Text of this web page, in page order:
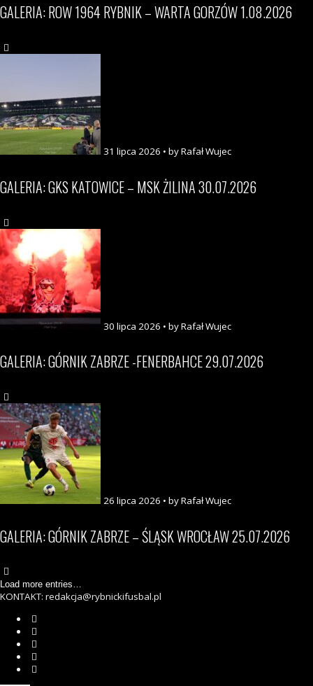
GALERIA: ROW 1964 RYBNIK – WARTA GORZÓW 1.08.2026
31 lipca 2026 • by Rafał Wujec
GALERIA: GKS KATOWICE – MSK ŻILINA 30.07.2026
30 lipca 2026 • by Rafał Wujec
GALERIA: GÓRNIK ZABRZE -FENERBAHCE 29.07.2026
26 lipca 2026 • by Rafał Wujec
GALERIA: GÓRNIK ZABRZE – ŚLĄSK WROCŁAW 25.07.2026
Load more entries…
KONTAKT: redakcja@rybnickifusbal.pl